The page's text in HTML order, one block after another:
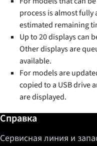
process is almost
estimated remaining
Up to 20 displays can
Other displays are
available.
For models are
copied to a USB drive
are displayed.
Дополнительная
Справка
Сервисная линия и